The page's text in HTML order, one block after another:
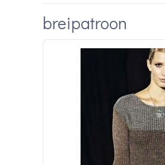
breipatroon